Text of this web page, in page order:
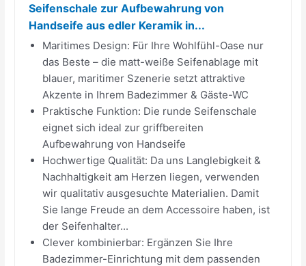
Seifenschale zur Aufbewahrung von
Handseife aus edler Keramik in...
Maritimes Design: Für Ihre Wohlfühl-Oase nur
das Beste – die matt-weiße Seifenablage mit
blauer, maritimer Szenerie setzt attraktive
Akzente in Ihrem Badezimmer & Gäste-WC
Praktische Funktion: Die runde Seifenschale
eignet sich ideal zur griffbereiten
Aufbewahrung von Handseife
Hochwertige Qualität: Da uns Langlebigkeit &
Nachhaltigkeit am Herzen liegen, verwenden
wir qualitativ ausgesuchte Materialien. Damit
Sie lange Freude an dem Accessoire haben, ist
der Seifenhalter...
Clever kombinierbar: Ergänzen Sie Ihre
Badezimmer-Einrichtung mit dem passenden